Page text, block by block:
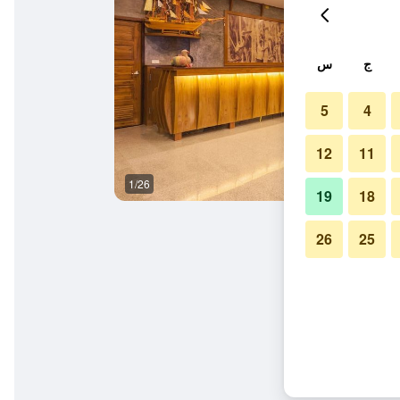
1/26
ج س
4
5
11
12
18
19
25
26